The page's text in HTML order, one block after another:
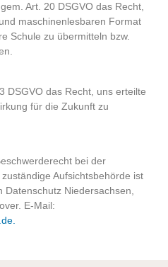
Art. 20 DSGVO das Recht,
maschinenlesbaren Format
Schule zu übermitteln bzw.
DSGVO das Recht, uns erteilte
für die Zukunft zu
bei der
Aufsichtsbehörde ist
Niedersachsen,
E-Mail: